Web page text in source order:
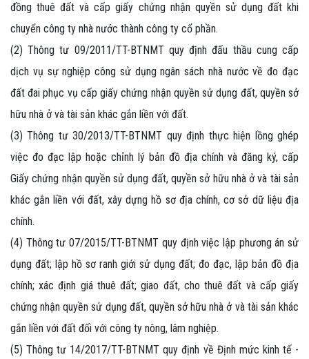
đồng thuê đất và cấp giấy chứng nhận quyền sử dụng đất khi
chuyển công ty nhà nước thành công ty cổ phần.
(2) Thông tư 09/2011/TT-BTNMT quy định đấu thầu cung cấp
dịch vụ sự nghiệp công sử dụng ngân sách nhà nước về đo đạc
đất đai phục vụ cấp giấy chứng nhận quyền sử dụng đất, quyền sở
hữu nhà ở và tài sản khác gắn liền với đất.
(3) Thông tư 30/2013/TT-BTNMT quy định thực hiện lồng ghép
việc đo đạc lập hoặc chỉnh lý bản đồ địa chính và đăng ký, cấp
Giấy chứng nhận quyền sử dụng đất, quyền sở hữu nhà ở và tài sản
khác gắn liền với đất, xây dựng hồ sơ địa chính, cơ sở dữ liệu địa
chính.
(4) Thông tư 07/2015/TT-BTNMT quy định việc lập phương án sử
dụng đất; lập hồ sơ ranh giới sử dụng đất; đo đạc, lập bản đồ địa
chính; xác định giá thuê đất; giao đất, cho thuê đất và cấp giấy
chứng nhận quyền sử dụng đất, quyền sở hữu nhà ở và tài sản khác
gắn liền với đất đối với công ty nông, lâm nghiệp.
(5) Thông tư 14/2017/TT-BTNMT quy định về Định mức kinh tế -